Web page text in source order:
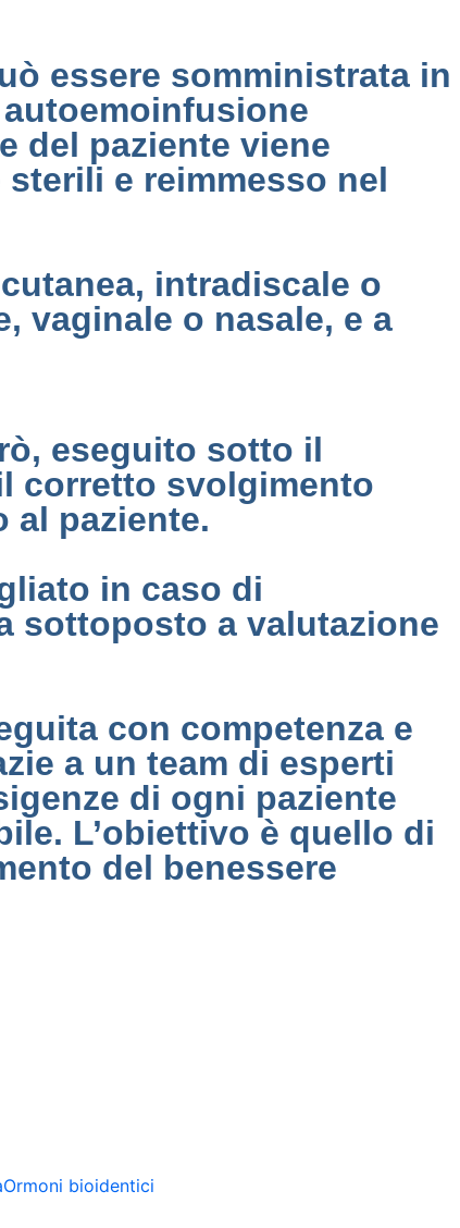
essere somministrata in
del paziente viene
e reimmesso nel
intradiscale o
vaginale o nasale, e a
eseguito sotto il
corretto svolgimento
al paziente.
in caso di
sottoposto a valutazione
con competenza e
a un team di esperti
di ogni paziente
L’obiettivo è quello di
del benessere
Ormoni bioidentici